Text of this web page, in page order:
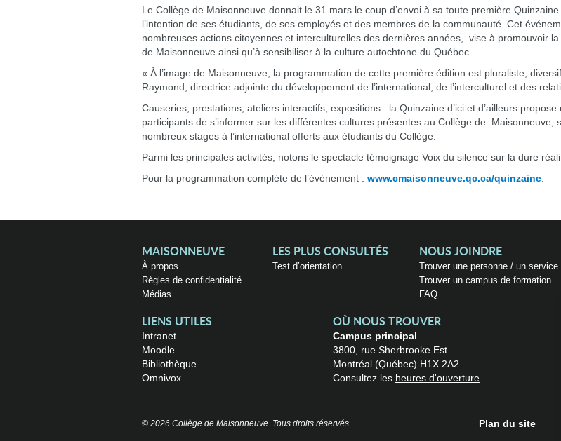
Le Collège de Maisonneuve donnait le 31 mars le coup d’envoi à sa toute première Quinzaine
l’intention de ses étudiants, de ses employés et des membres de la communauté. Cet
nombreuses actions citoyennes et interculturelles des dernières années, vise à promouvoir
de Maisonneuve ainsi qu’à sensibiliser à la culture autochtone du Québec.
« À l’image de Maisonneuve, la programmation de cette première édition est pluraliste,
Raymond, directrice adjointe du développement de l’international, de l’interculturel et des
Causeries, prestations, ateliers interactifs, expositions : la Quinzaine d’ici et d’ailleurs
participants de s’informer sur les différentes cultures présentes au Collège de
nombreux stages à l’international offerts aux étudiants du Collège.
Parmi les principales activités, notons le spectacle témoignage Voix du silence sur la dure
Pour la programmation complète de l’événement : www.cmaisonneuve.qc.ca/quinzaine
MAISONNEUVE
À propos
Règles de confidentialité
Médias
LES PLUS CONSULTÉS
Test d’orientation
NOUS JOINDRE
Trouver une personne / un service
Trouver un campus de formation
FAQ
LIENS UTILES
Intranet
Moodle
Bibliothèque
Omnivox
OÙ NOUS TROUVER
Campus principal
3800, rue Sherbrooke Est
Montréal (Québec) H1X 2A2
Consultez les heures d'ouverture
© 2026 Collège de Maisonneuve. Tous droits réservés. Plan du site